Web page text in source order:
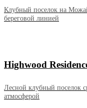
Клубный поселок на
береговой линией
Highwood
Лесной клубный поселок
атмосферой